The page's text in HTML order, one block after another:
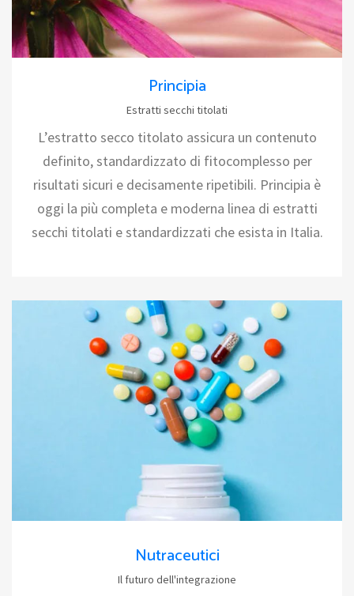
Principia
Estratti secchi titolati
L’estratto secco titolato assicura un contenuto
definito, standardizzato di fitocomplesso per
risultati sicuri e decisamente ripetibili. Principia è
oggi la più completa e moderna linea di estratti
secchi titolati e standardizzati che esista in Italia.
Nutraceutici
Il futuro dell'integrazione